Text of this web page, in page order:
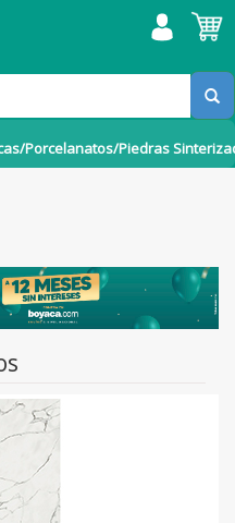
Porcelanatos/Piedras